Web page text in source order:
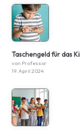
Taschengeld für das
von Professor
19. April 2024